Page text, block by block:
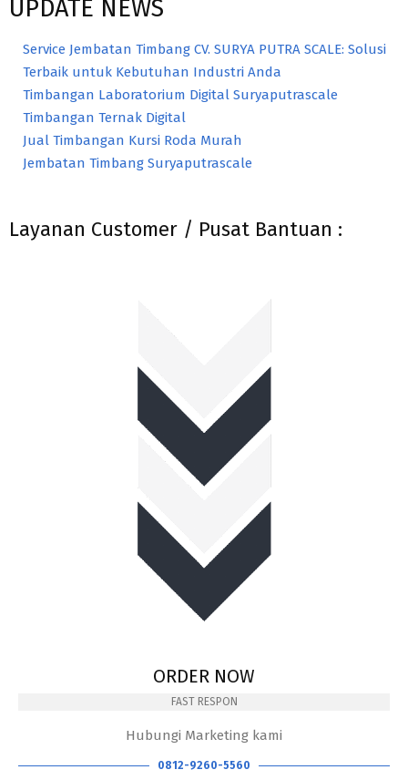
UPDATE NEWS
Service Jembatan Timbang CV. SURYA PUTRA SCALE: Solusi
Terbaik untuk Kebutuhan Industri Anda
Timbangan Laboratorium Digital Suryaputrascale
Timbangan Ternak Digital
Jual Timbangan Kursi Roda Murah
Jembatan Timbang Suryaputrascale
Layanan Customer / Pusat Bantuan :
ORDER NOW
FAST RESPON
Hubungi Marketing kami
0812-9260-5560